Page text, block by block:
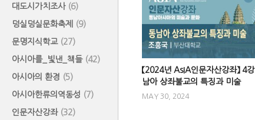
대도시가치조사 (6)
덩실덩실문화축제 (9)
문명지식학교 (27)
아시아를_빛낸_책들 (42)
아시아의 환경 (5)
아시아한류의역동성 (7)
인문자산강좌 (32)
【2024년 AsIA인문자산강좌】 4
남아 상좌불교의 특징과 미술
MAY 30, 2024